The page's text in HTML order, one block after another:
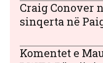
Craig Conover
sinqerta në
Komentet e